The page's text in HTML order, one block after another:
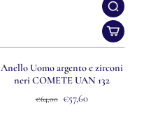
Anello Uomo argento e zirconi
neri COMETE UAN 132
€64,00 €57,60